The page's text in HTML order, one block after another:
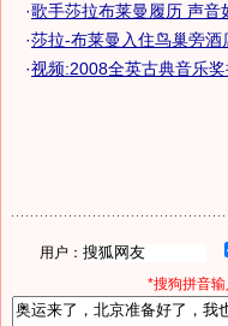
·歌手莎拉布莱曼履历 声音
·莎拉-布莱曼入住鸟巢旁
·视频:2008全英古典音乐
用户：
*搜狗拼音